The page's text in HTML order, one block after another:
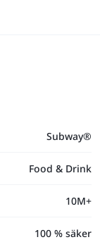
Subway®
Food & Drink
10M+
100 % säker